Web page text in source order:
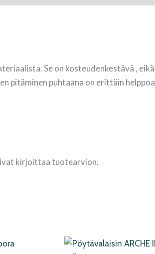
Se on kosteudenkestävä ,
pitäminen puhtaana on erittäin
kirjoittaa tuotearvion.